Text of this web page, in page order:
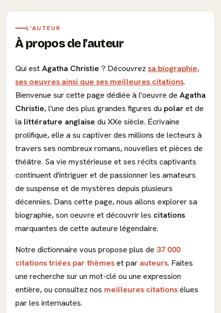
L'AUTEUR
À propos de l'auteur
Qui estAgatha Christie ? Découvrez sa biographie,
ses oeuvres ainsi que ses meilleures citations.
Bienvenue sur cette page dédiée à l'oeuvre de Agatha
Christie, l'une des plus grandes figures du polaret de
la littérature anglaise du XXe siècle. Écrivaine
prolifique, elle a su captiver des millions de lecteurs à
travers ses nombreux romans, nouvelles et pièces de
théâtre. Sa vie mystérieuse et ses récits captivants
continuent d'intriguer et de passionner les amateurs
de suspense et de mystères depuis plusieurs
décennies. Dans cette page, nous allons explorer sa
biographie, son oeuvre et découvrir les citations
marquantes de cette auteure légendaire.
Notre dictionnaire vous propose plus de 37 000
citations triées par thèmeset par auteurs. Faites
une recherche sur un mot-clé ou une expression
entière, ou consultez nos meilleures citationsélues
par les internautes.